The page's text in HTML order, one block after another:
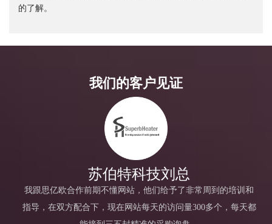
的了解。
我们的客户见证
苏伯特科技刘总
我跟思亿欧合作前期不懂网站，他们给予了非常周到的培训和
指导，在双方配合下，现在网站每天的访问量300多个，每天都